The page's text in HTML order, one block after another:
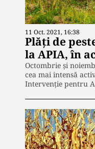
11 Oct. 2021, 16:38
Plăți de
la APIA, în
Octombrie și
cea mai intensă
Intervenție pentru